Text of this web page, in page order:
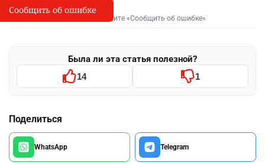
I
Сообщить об опечатке
Выделите фрагмент и нажмите «Сообщить об ошибке»
Была ли эта статья полезной?
14 1
Поделиться
WhatsApp Telegram
Сообщить об ошибке